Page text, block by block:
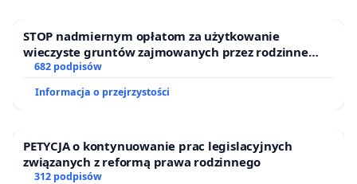
STOP nadmiernym opłatom za użytkowanie
wieczyste gruntów zajmowanych przez rodzinne
ogrody działkowe.
682 podpisów
Informacja o przejrzystości
PETYCJA o kontynuowanie prac legislacyjnych
związanych z reformą prawa rodzinnego
312 podpisów